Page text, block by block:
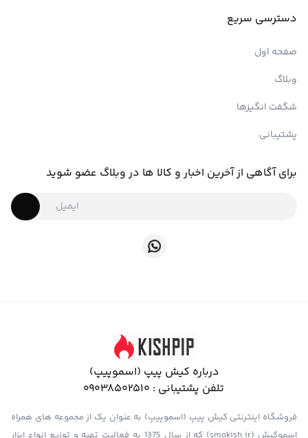
دسترسی سریع
صفحه اول
وبلاگ
شگفت انگیزها
پشتیبانی
برای آگاهی از آخرین اخبار و کالا ها در وبلاگ عضو شوید
درباره کیش پیپ (اسموپیپ)
تلفن پشتیبانی : 09038502510
فروشگاه اینترنتی کیش پیپ (اسموپیپ) به عنوان یک از مجموعه های همراه
اسموکیش (smokish.ir) که از سال 1375 به فعالیت تهیه و توزیع انواع ابزار